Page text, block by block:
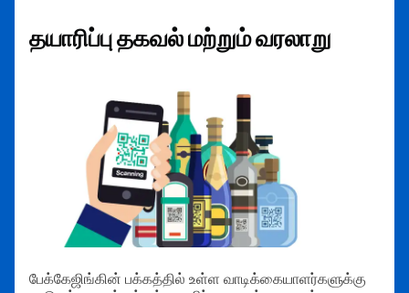
தயாரிப்பு தகவல் மற்றும் வரலாறு
பேக்கேஜிங்கின் பக்கத்தில் உள்ள வாடிக்கையாளர்களுக்கு